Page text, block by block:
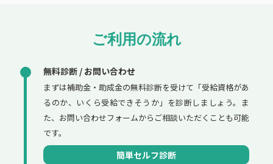
ご利用の流れ
無料診断 / お問い合わせ
まずは補助金・助成金の無料診断を受けて「受給資格があ
るのか、いくら受給できそうか」を診断しましょう。ま
た、お問い合わせフォームからご相談いただくことも可能
です。
簡単セルフ診断